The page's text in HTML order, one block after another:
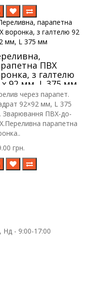
ПВХ
з галтелю
х 92 мм, L 375 мм
через парапет.
92×92 мм, L 375
Зварювання ПВХ-до-
парапетна
грн.
Нд - 9:00-17:00